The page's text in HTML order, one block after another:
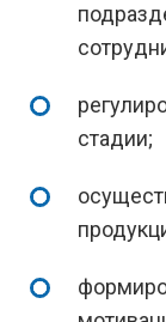
стадии;